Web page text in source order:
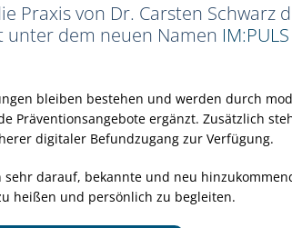
Praxis von Dr. Carsten Schwarz
unter dem neuen Namen IM:PULS
bleiben bestehen und werden durch
Präventionsangebote ergänzt. Zusätzlich
digitaler Befundzugang zur Verfügung.
darauf, bekannte und neu
heißen und persönlich zu begleiten.